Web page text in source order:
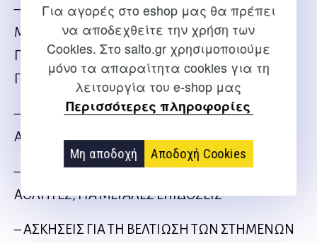
Για αγορές στο eshop μας θα πρέπει
να αποδεχθείτε την χρήση των
Cookies. Στο salto.gr χρησιμοποιούμε
μόνο τα απαραίτητα cookies για τη
λειτουργία του e-shop μας
Περισσότερες πληροφορίες
Μη αποδοχή Αποδοχή Cookies
– ΒΑΣΙΚΟΣ ΑΡΧΕΣ ΔΙΑΤΡΟΦΗΣ ΓΙΑ ΑΘΛΗΤΕΣ
ΜΙΚΡΩΝ ΗΛΙΚΙΑΚΩΝ ΟΜΑΔΩΝ. ΕΝΑΣ
ΠΡΑΚΤΙΚΟΣ ΟΔΗΓΟΣ ΓΙΑ ΠΡΟΠΟΝΗΤΕΣ ΚΑΙ
ΓΟΝΕΙΣ
– ΑΣΚΗΣΕΙΣ ΤΑΚΤΙΚΗΣ ΓΙΑ ΤΗ ΒΕΛΤΙΩΣΗ ΤΩΝ
ΑΝΤΕΠΙΘΕΣΕΩΝ
– ΠΡΟΕΤΟΙΜΑΖΟΝΤΑΣ ΤΟ ΕΔΑΦΟΣ ΣΕ ΜΙΚΡΟΥΣ
ΑΘΛΗΤΕΣ, ΓΙΑ ΜΕΓΑΛΕΣ ΕΠΙΔΟΣΕΙΣ
– ΑΣΚΗΣΕΙΣ ΓΙΑ ΤΗ ΒΕΛΤΙΩΣΗ ΤΩΝ ΣΤΗΜΕΝΩΝ